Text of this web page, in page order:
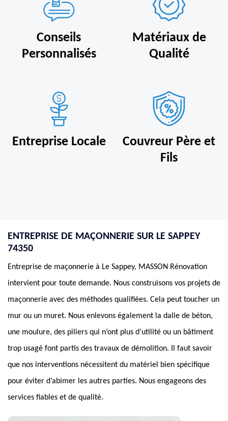
Conseils
Personnalisés
Matériaux de
Qualité
Entreprise Locale
Couvreur Père et
Fils
ENTREPRISE DE MAÇONNERIE SUR LE SAPPEY
74350
Entreprise de maçonnerie à Le Sappey, MASSON Rénovation
intervient pour toute demande. Nous construisons vos projets de
maçonnerie avec des méthodes qualifiées. Cela peut toucher un
mur ou un muret. Nous enlevons également la dalle de béton,
une moulure, des piliers qui n’ont plus d’utilité ou un bâtiment
trop usagé font partis des travaux de démolition. Il faut savoir
que nos interventions nécessitent du matériel bien spécifique
pour éviter d’abimer les autres parties. Nous engageons des
services fiables et de qualité.